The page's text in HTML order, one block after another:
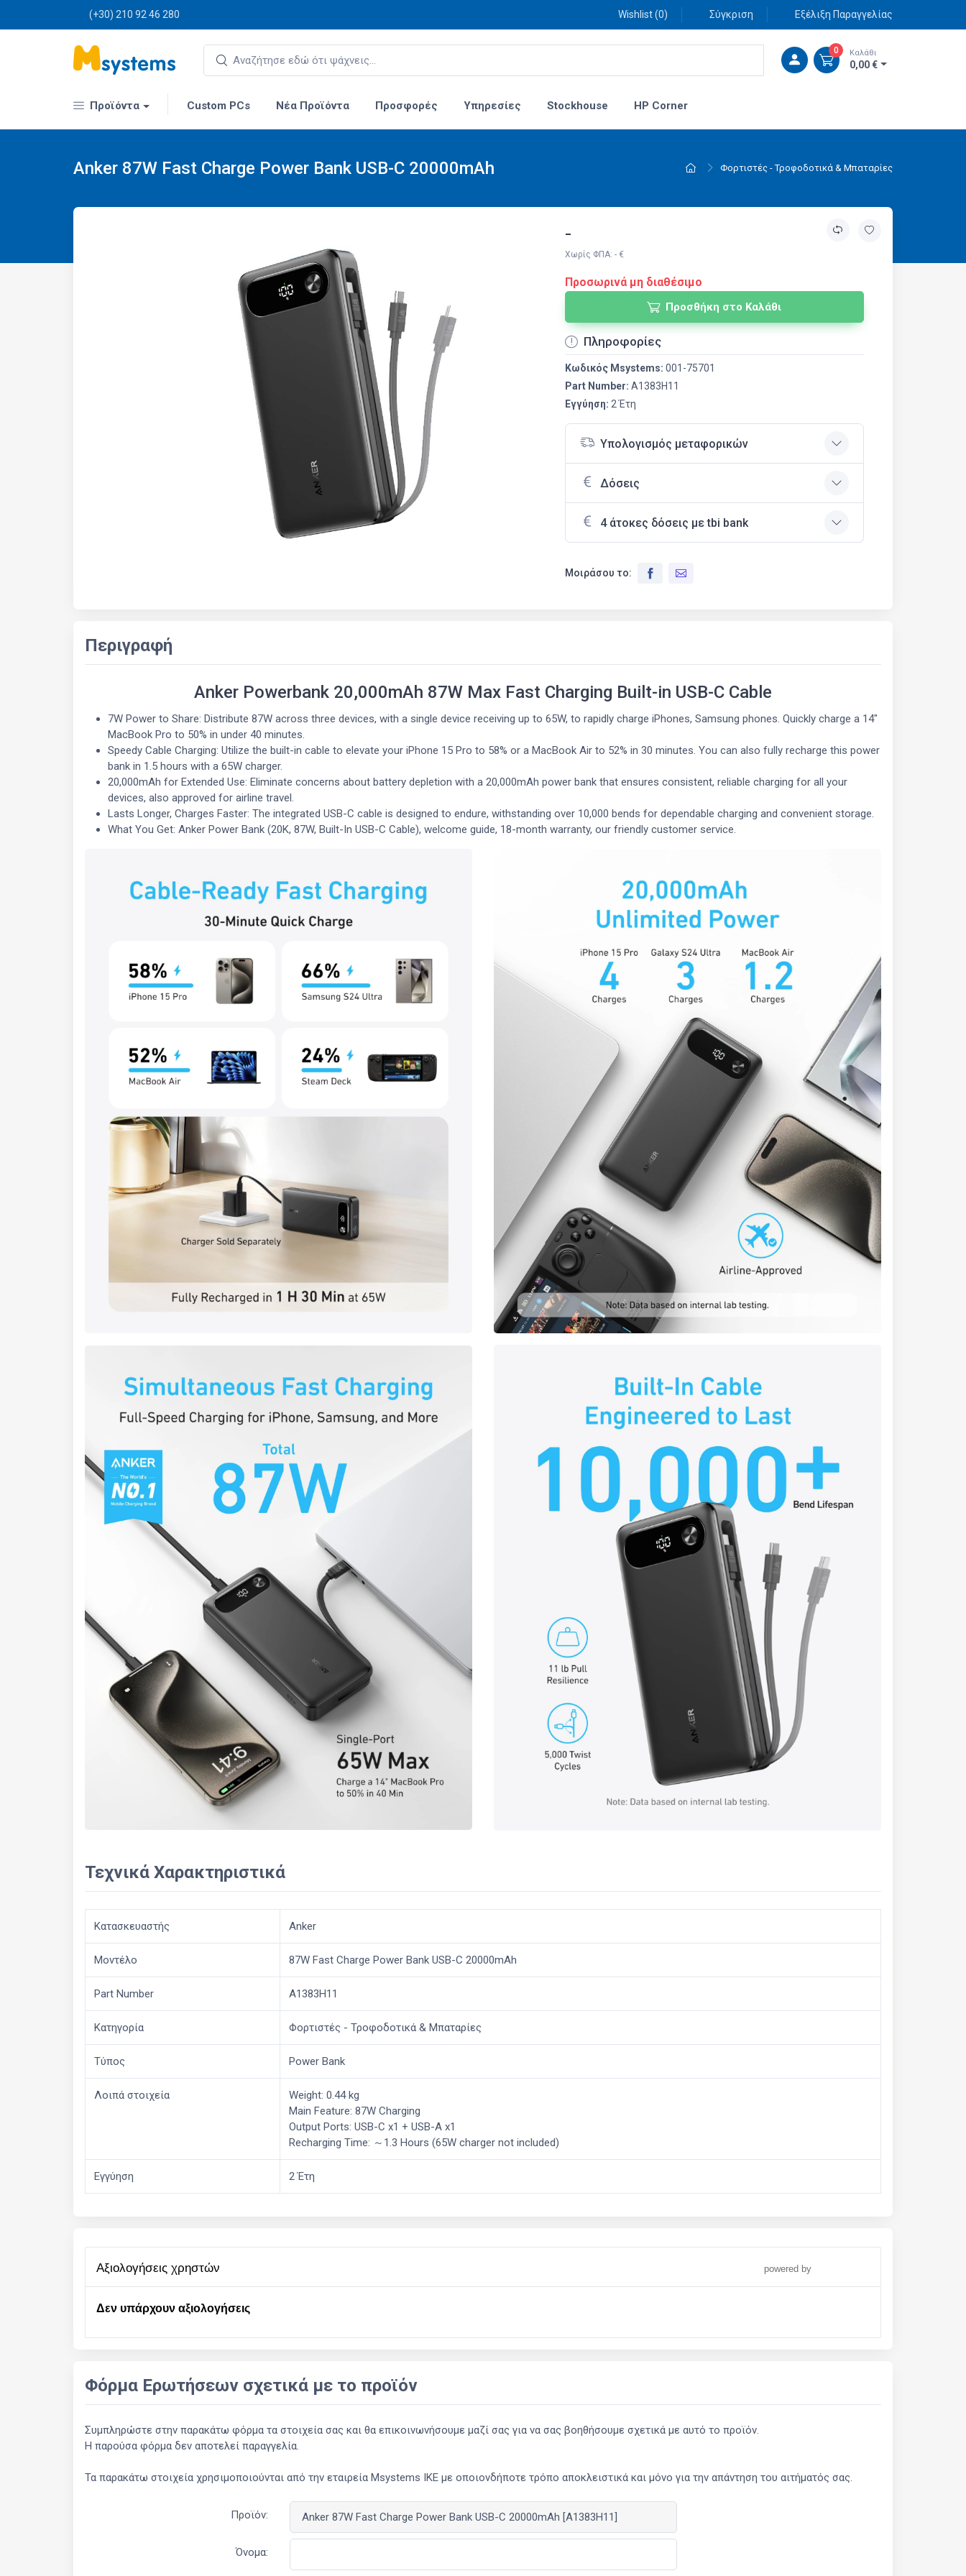
(+30) 210 92 46 280 Wishlist (0) Σύγκριση Εξέλιξη Παραγγελίας
0 Καλάθι
0,00 €
Προϊόντα Custom PCs Νέα Προϊόντα Προσφορές Υπηρεσίες Stockhouse HP Corner
Φορτιστές - Τροφοδοτικά & Μπαταρίες
Anker 87W Fast Charge Power Bank USB-C 20000mAh
-
Χωρίς ΦΠΑ: - €
Προσωρινά μη διαθέσιμο
Προσθήκη στο Καλάθι
Πληροφορίες
Κωδικός Msystems: 001-75701
Part Number: A1383H11
Εγγύηση: 2 Έτη
Υπολογισμός μεταφορικών
Δόσεις
4 άτοκες δόσεις με tbi bank
Μοιράσου το:
Περιγραφή
Anker Powerbank 20,000mAh 87W Max Fast Charging Built-in USB-C Cable
7W Power to Share: Distribute 87W across three devices, with a single device receiving up to 65W, to rapidly charge iPhones, Samsung phones. Quickly charge a 14"
MacBook Pro to 50% in under 40 minutes.
Speedy Cable Charging: Utilize the built-in cable to elevate your iPhone 15 Pro to 58% or a MacBook Air to 52% in 30 minutes. You can also fully recharge this power
bank in 1.5 hours with a 65W charger.
20,000mAh for Extended Use: Eliminate concerns about battery depletion with a 20,000mAh power bank that ensures consistent, reliable charging for all your
devices, also approved for airline travel.
Lasts Longer, Charges Faster: The integrated USB-C cable is designed to endure, withstanding over 10,000 bends for dependable charging and convenient storage.
What You Get: Anker Power Bank (20K, 87W, Built-In USB-C Cable), welcome guide, 18-month warranty, our friendly customer service.
Τεχνικά Χαρακτηριστικά
Κατασκευαστής Anker
Μοντέλο 87W Fast Charge Power Bank USB-C 20000mAh
Part Number A1383H11
Κατηγορία Φορτιστές - Τροφοδοτικά & Μπαταρίες
Τύπος Power Bank
Λοιπά στοιχεία
Weight: 0.44 kg
Main Feature: 87W Charging
Output Ports: USB-C x1 + USB-A x1
Recharging Time: ～1.3 Hours (65W charger not included)
Εγγύηση 2 Έτη
αξιολογήσεις χρηστών powered by
Δεν υπάρχουν αξιολογήσεις
Φόρμα Ερωτήσεων σχετικά με το προϊόν
Συμπληρώστε στην παρακάτω φόρμα τα στοιχεία σας και θα επικοινωνήσουμε μαζί σας για να σας βοηθήσουμε σχετικά με αυτό το προϊόν.
Η παρούσα φόρμα δεν αποτελεί παραγγελία.
Τα παρακάτω στοιχεία χρησιμοποιούνται από την εταιρεία Msystems ΙΚΕ με οποιονδήποτε τρόπο αποκλειστικά και μόνο για την απάντηση του αιτήματός σας.
Προϊόν:
Όνομα: